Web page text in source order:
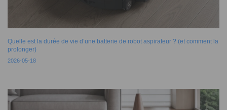
Quelle est la durée de vie d’une batterie de robot aspirateur ? (et comment la
prolonger)
2026-05-18